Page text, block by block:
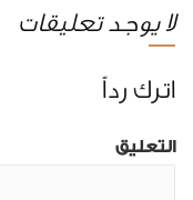
لا يوجد تعليقات
اترك رداً
التعليق